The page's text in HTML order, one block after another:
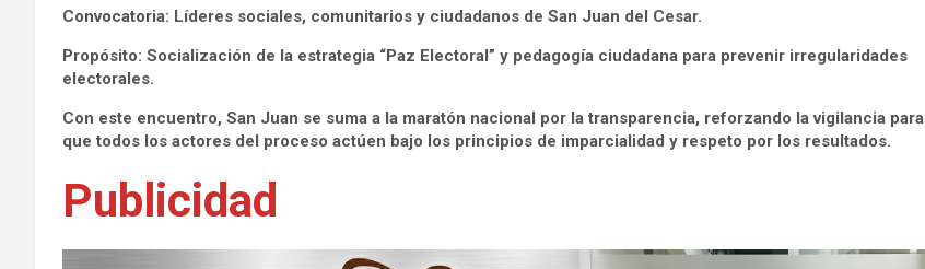
Convocatoria: Líderes sociales, comunitarios y ciudadanos de San Juan del Cesar.
Propósito: Socialización de la estrategia “Paz Electoral” y pedagogía ciudadana para prevenir irregularidades
electorales.
Con este encuentro, San Juan se suma a la maratón nacional por la transparencia, reforzando la vigilancia para
que todos los actores del proceso actúen bajo los principios de imparcialidad y respeto por los resultados.
Publicidad